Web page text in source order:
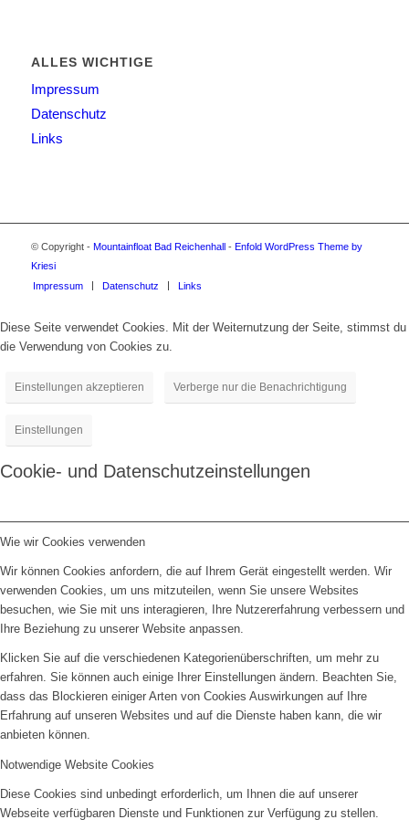
ALLES WICHTIGE
Impressum
Datenschutz
Links
© Copyright - Mountainfloat Bad Reichenhall - Enfold WordPress Theme by
Kriesi
Impressum
Datenschutz Links
Diese Seite verwendet Cookies. Mit der Weiternutzung der Seite, stimmst du
die Verwendung von Cookies zu.
Einstellungen akzeptieren Verberge nur die Benachrichtigung
Einstellungen
Cookie- und Datenschutzeinstellungen
Wie wir Cookies verwenden
Wir können Cookies anfordern, die auf Ihrem Gerät eingestellt werden. Wir
verwenden Cookies, um uns mitzuteilen, wenn Sie unsere Websites
besuchen, wie Sie mit uns interagieren, Ihre Nutzererfahrung verbessern und
Ihre Beziehung zu unserer Website anpassen.
Klicken Sie auf die verschiedenen Kategorienüberschriften, um mehr zu
erfahren. Sie können auch einige Ihrer Einstellungen ändern. Beachten Sie,
dass das Blockieren einiger Arten von Cookies Auswirkungen auf Ihre
Erfahrung auf unseren Websites und auf die Dienste haben kann, die wir
anbieten können.
Notwendige Website Cookies
Diese Cookies sind unbedingt erforderlich, um Ihnen die auf unserer
Webseite verfügbaren Dienste und Funktionen zur Verfügung zu stellen.